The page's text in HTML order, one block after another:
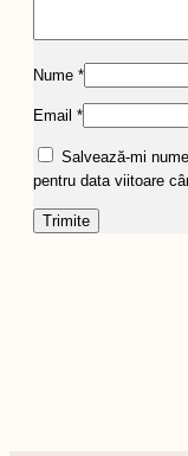
Nume *
Email *
Salvează-mi
pentru data viitoare